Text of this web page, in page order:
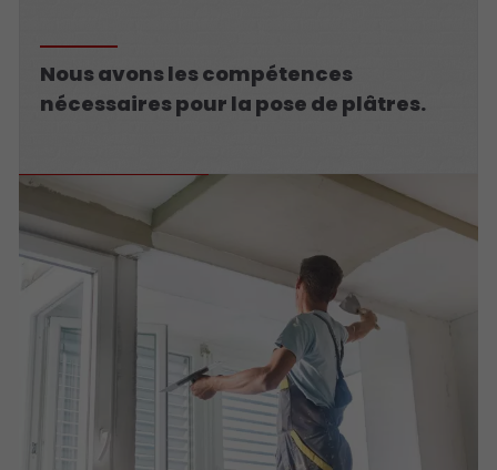
Nous avons les compétences
nécessaires pour la pose de plâtres.